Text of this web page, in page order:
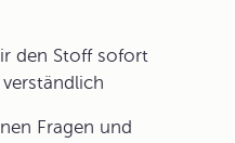
den Stoff sofort
Fragen und